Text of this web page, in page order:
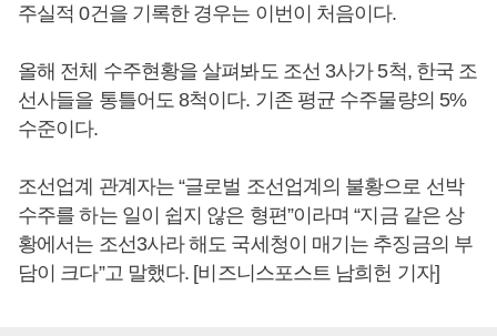
주실적 0건을 기록한 경우는 이번이 처음이다.
올해 전체 수주현황을 살펴봐도 조선 3사가 5척, 한국 조
선사들을 통틀어도 8척이다. 기존 평균 수주물량의 5%
수준이다.
조선업계 관계자는 “글로벌 조선업계의 불황으로 선박
수주를 하는 일이 쉽지 않은 형편”이라며 “지금 같은 상
황에서는 조선3사라 해도 국세청이 매기는 추징금의 부
담이 크다”고 말했다. [비즈니스포스트 남희헌 기자]